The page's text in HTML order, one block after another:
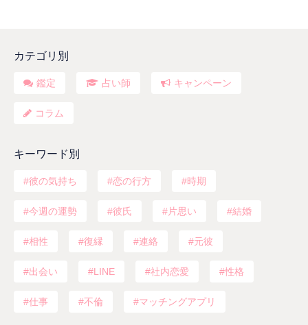
カテゴリ別
鑑定 占い師 キャンペーン
コラム
キーワード別
彼の気持ち 恋の行方 時期
今週の運勢 彼氏 片思い 結婚
相性 復縁 連絡 元彼
出会い LINE 社内恋愛 性格
仕事 不倫 マッチングアプリ